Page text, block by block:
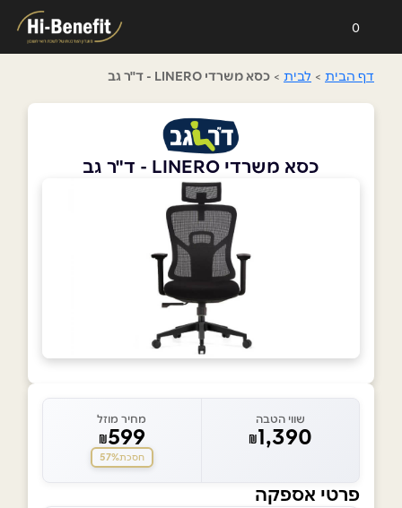
0
דף הבית > לבית > כסא משרדי LINERO - ד"ר גב
כסא משרדי LINERO - ד"ר גב
שווי הטבה
₪1,390
מחיר מוזל
₪599
חסכת57%
פרטי אספקה